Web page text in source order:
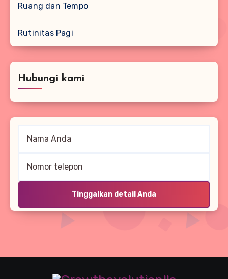
Ruang dan Tempo
Rutinitas Pagi
Hubungi kami